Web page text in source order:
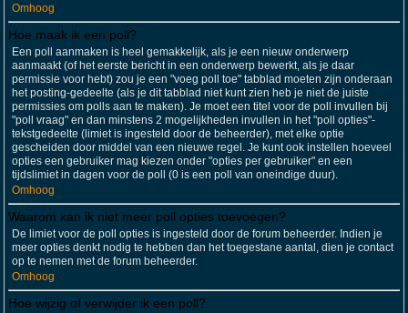
Omhoog
Hoe maak ik een poll?
Een poll aanmaken is heel gemakkelijk, als je een nieuw onderwerp
aanmaakt (of het eerste bericht in een onderwerp bewerkt, als je daar
permissie voor hebt) zou je een "voeg poll toe" tabblad moeten zijn onderaan
het posting-gedeelte (als je dit tabblad niet kunt zien heb je niet de juiste
permissies om polls aan te maken). Je moet een titel voor de poll invullen bij
"poll vraag" en dan minstens 2 mogelijkheden invullen in het "poll opties"-
tekstgedeelte (limiet is ingesteld door de beheerder), met elke optie
gescheiden door middel van een nieuwe regel. Je kunt ook instellen hoeveel
opties een gebruiker mag kiezen onder "opties per gebruiker" en een
tijdslimiet in dagen voor de poll (0 is een poll van oneindige duur).
Omhoog
Waarom kan ik niet meer poll opties toevoegen?
De limiet voor de poll opties is ingesteld door de forum beheerder. Indien je
meer opties denkt nodig te hebben dan het toegestane aantal, dien je contact
op te nemen met de forum beheerder.
Omhoog
Hoe wijzig of verwijder ik een poll?